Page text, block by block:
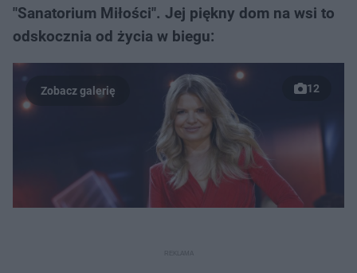
"Sanatorium Miłości". Jej piękny dom na wsi to
odskocznia od życia w biegu:
12